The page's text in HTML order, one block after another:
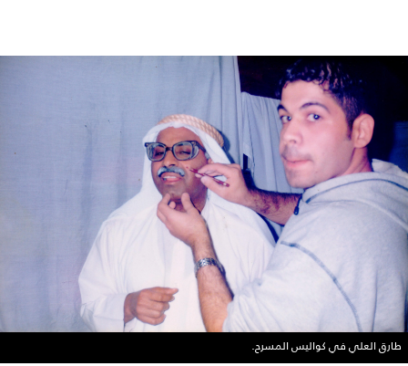
طارق العلي في كواليس المسرح.